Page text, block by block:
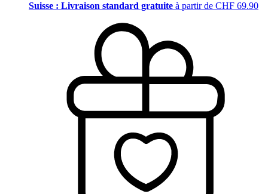
Suisse : Livraison standard gratuite à partir de CHF 69.90